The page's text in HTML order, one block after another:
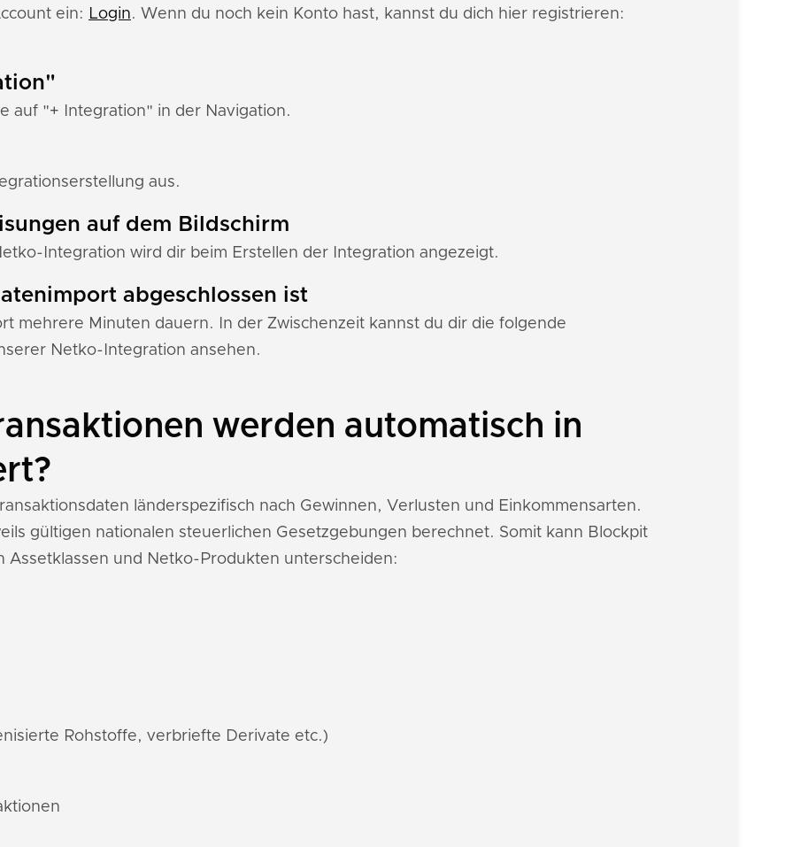
ein: Login. Wenn du noch kein Konto hast, kannst du dich hier registrieren:
auf "+ Integration" in der Navigation.
aus.
auf dem Bildschirm
Integration wird dir beim Erstellen der Integration angezeigt.
abgeschlossen ist
mehrere Minuten dauern. In der Zwischenzeit kannst du dir die folgende
Netko-Integration ansehen.
werden automatisch in
länderspezifisch nach Gewinnen, Verlusten und Einkommensarten.
gültigen nationalen steuerlichen Gesetzgebungen berechnet. Somit kann Blockpit
Assetklassen und Netko-Produkten unterscheiden:
Rohstoffe, verbriefte Derivate etc.)